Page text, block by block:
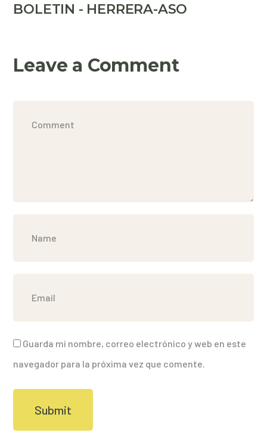
BOLETIN - HERRERA-ASO
Leave a Comment
Guarda mi nombre, correo electrónico y web en este
navegador para la próxima vez que comente.